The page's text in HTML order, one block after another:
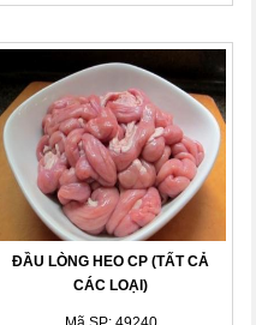
ĐẦU LÒNG HEO CP (TẤT CẢ
CÁC LOẠI)